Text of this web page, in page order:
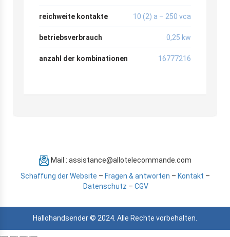
reichweite kontakte 10 (2) a – 250 vca
betriebsverbrauch 0,25 kw
anzahl der kombinationen 16777216
Mail : assistance@allotelecommande.com
Schaffung der Website – Fragen & antworten – Kontakt –
Datenschutz – CGV
Hallohandsender © 2024. Alle Rechte vorbehalten.